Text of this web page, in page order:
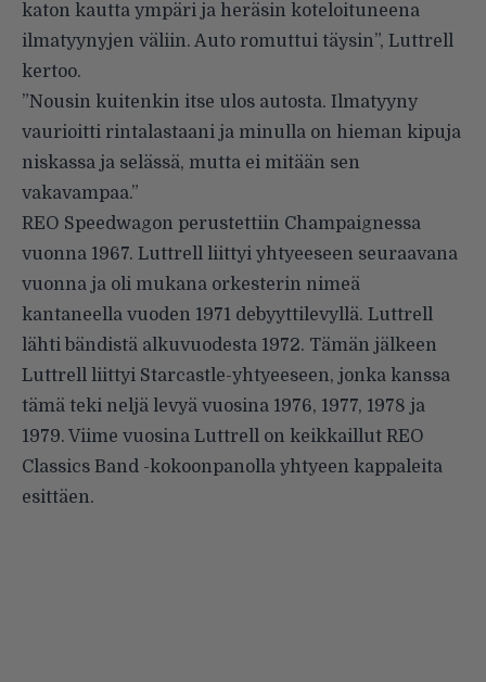
katon kautta ympäri ja heräsin koteloituneena
ilmatyynyjen väliin. Auto romuttui täysin”, Luttrell
kertoo.
”Nousin kuitenkin itse ulos autosta. Ilmatyyny
vaurioitti rintalastaani ja minulla on hieman kipuja
niskassa ja selässä, mutta ei mitään sen
vakavampaa.”
REO Speedwagon perustettiin Champaignessa
vuonna 1967. Luttrell liittyi yhtyeeseen seuraavana
vuonna ja oli mukana orkesterin nimeä
kantaneella vuoden 1971 debyyttilevyllä. Luttrell
lähti bändistä alkuvuodesta 1972. Tämän jälkeen
Luttrell liittyi Starcastle-yhtyeeseen, jonka kanssa
tämä teki neljä levyä vuosina 1976, 1977, 1978 ja
1979. Viime vuosina Luttrell on keikkaillut REO
Classics Band -kokoonpanolla yhtyeen kappaleita
esittäen.